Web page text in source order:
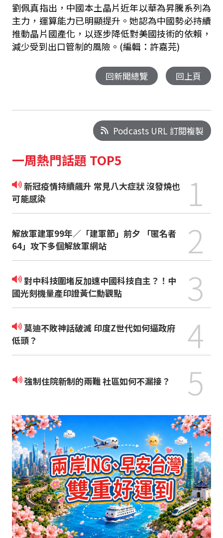
劉佩真指出，中國本土晶片近年以華為昇騰系列為
主力，運算能力已明顯提升。她認為中國勢必持續
推動晶片國產化，以逐步降低對美國技術的依賴，
減少受到出口管制的風險。(編輯：許嘉芫)
回新聞總覽 回上頁
Podcasts URL 訂閱複製
一周熱門話題 TOP5
新冠疫情持續飆升 常見八大症狀 沒發燒也
可能感染
1
解放軍建軍99年／「建軍節」前夕 「匿名者
64」攻下多個解放軍網站
2
對中科技圍堵反加速中國科技自主？！中
國光刻機量產印證黃仁勳觀點
3
莫迪不敗神話破滅 印度Z世代如何逼政府
低頭？
4
強制住院新制的兩難 社區如何不漏接？ 5